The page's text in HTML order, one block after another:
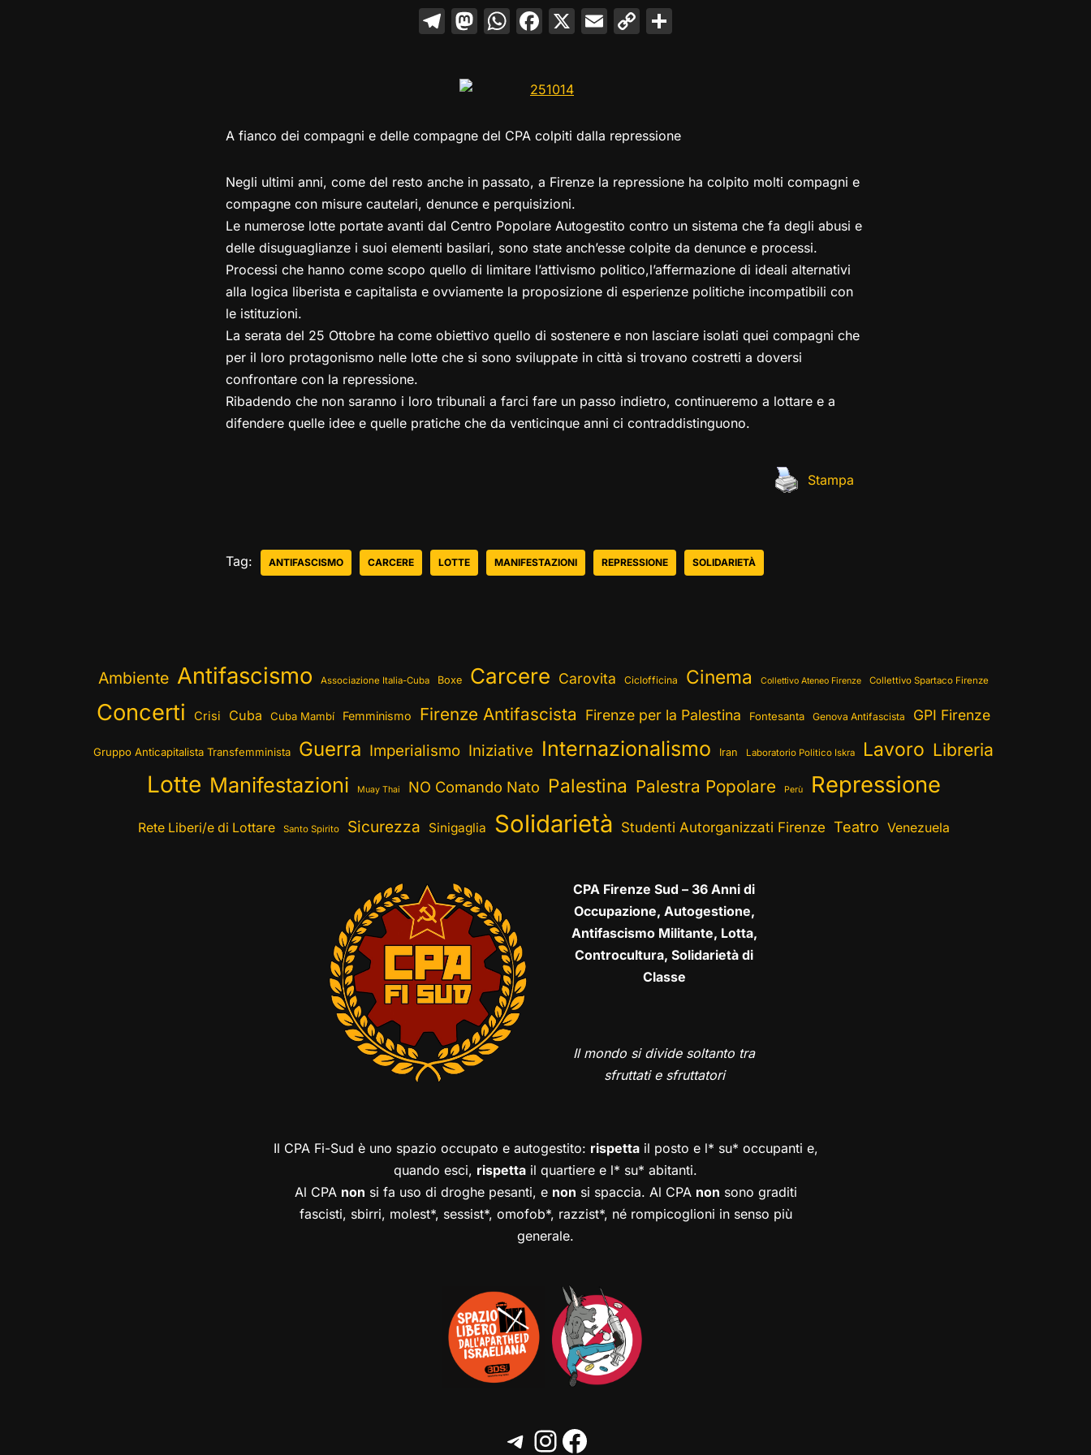
T
e
gr
a
m
M
d
o
n
W
A
p
p
F
e
b
o
o
k
X E C
Li
n
k
vi
di
A fianco dei compagni e delle compagne del CPA colpiti dalla repressione
Negli ultimi anni, come del resto anche in passato, a Firenze la repressione ha colpito molti compagni e
compagne con misure cautelari, denunce e perquisizioni.
Le numerose lotte portate avanti dal Centro Popolare Autogestito contro un sistema che fa degli abusi e
delle disuguaglianze i suoi elementi basilari, sono state anch’esse colpite da denunce e processi.
Processi che hanno come scopo quello di limitare l’attivismo politico,l’affermazione di ideali alternativi
alla logica liberista e capitalista e ovviamente la proposizione di esperienze politiche incompatibili con
le istituzioni.
La serata del 25 Ottobre ha come obiettivo quello di sostenere e non lasciare isolati quei compagni che
per il loro protagonismo nelle lotte che si sono sviluppate in città si trovano costretti a doversi
confrontare con la repressione.
Ribadendo che non saranno i loro tribunali a farci fare un passo indietro, continueremo a lottare e a
difendere quelle idee e quelle pratiche che da venticinque anni ci contraddistinguono.
Stampa
Tag: ANTIFASCISMO CARCERE LOTTE MANIFESTAZIONI REPRESSIONE SOLIDARIETÀ
Ambiente Antifascismo Associazione Italia-Cuba Boxe Carcere Carovita Ciclofficina Cinema Collettivo Ateneo Firenze Collettivo Spartaco Firenze
Concerti Crisi Cuba Cuba Mambí Femminismo Firenze Antifascista Firenze per la Palestina Fontesanta Genova Antifascista GPI Firenze
Gruppo Anticapitalista Transfemminista Guerra Imperialismo Iniziative Internazionalismo Iran Laboratorio Politico Iskra Lavoro Libreria
Lotte Manifestazioni Muay Thai NO Comando Nato Palestina Palestra Popolare Perù Repressione
Rete Liberi/e di Lottare Santo Spirito Sicurezza Sinigaglia Solidarietà Studenti Autorganizzati Firenze Teatro Venezuela
CPA Firenze Sud – 36 Anni di
Occupazione, Autogestione,
Antifascismo Militante, Lotta,
Controcultura, Solidarietà di
Classe
Il mondo si divide soltanto tra
sfruttati e sfruttatori
Il CPA Fi-Sud è uno spazio occupato e autogestito: rispettail posto e l* su* occupanti e,
quando esci, rispetta il quartiere e l* su* abitanti.
Al CPA non si fa uso di droghe pesanti, e non si spaccia. Al CPA non sono graditi
fascisti, sbirri, molest*, sessist*, omofob*, razzist*, né rompicoglioni in senso più
generale.